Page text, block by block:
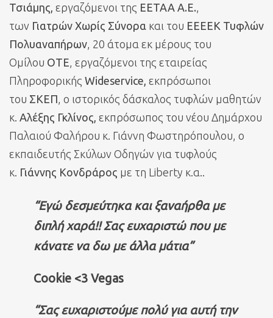
Τσιάμης, εργαζόμενοι της ΕΕΤΑΑ Α.Ε.,
των Γιατρών Χωρίς Σύνορα και του ΕΕΕΕΚ Τυφλών
Πολυαναπήρων, 20 άτομα εκ μέρους του
Ομίλου ΟΤΕ, εργαζόμενοι της εταιρείας
Πληροφορικής Wideservice, εκπρόσωποι
του ΣΚΕΠ, ο ιστορικός δάσκαλος τυφλών μαθητών
κ. Αλέξης Γκλίνος, εκπρόσωπος του νέου Δημάρχου
Παλαιού Φαλήρου κ. Γιάννη Φωστηρόπουλου, ο
εκπαιδευτής Σκύλων Οδηγών για τυφλούς
κ. Γιάννης Κονδράρος με τη Liberty κ.α..
“Εγώ δεσμεύτηκα και ξαναήρθα με
διπλή χαρά!! Σας ευχαριστώ που με
κάνατε να δω με άλλα μάτια”
Cookie <3 Vegas
“Σας ευχαριστούμε πολύ για αυτή την